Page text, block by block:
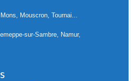
Mouscron, Tournai...
sur-Sambre, Namur,